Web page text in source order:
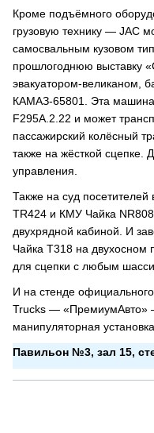
Кроме подъёмного
грузовую технику — JAC
самосвальным кузовом
прошлогоднюю выставку
эвакуатором-великаном,
КАМАЗ-65801. Эта
F295A.2.22 и может
пассажирский колёсный
также на жёсткой сцепке.
управления.
Также на суд посетителей
TR424 и КМУ Чайка
двухрядной кабиной. И
Чайка T318 на
для сцепки с любым шасси.
И на стенде
Trucks — «ПремиумАвто»
манипуляторная
Павильон №3, зал 15,